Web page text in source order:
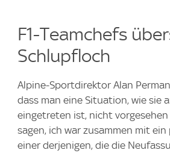
F1-Teamchefs
Schlupfloch
Alpine-Sportdirektor Alan
dass man eine Situation, wie sie
eingetreten ist, nicht
sagen, ich war zusammen mit ein
einer derjenigen, die die